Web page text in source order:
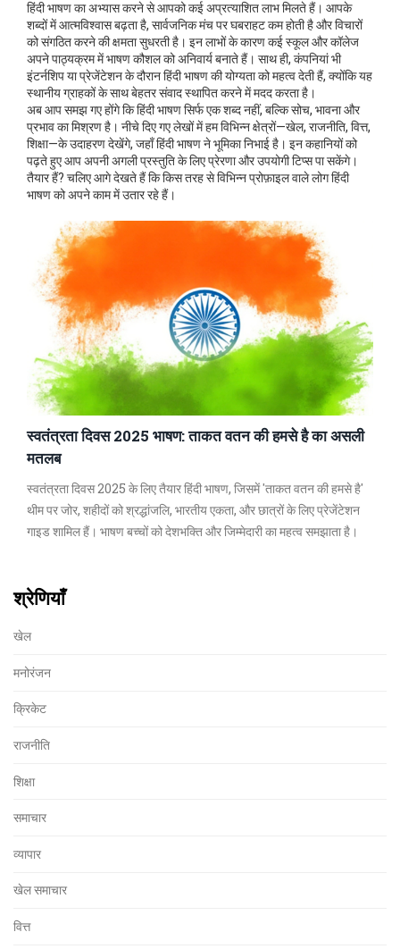
हिंदी भाषण का अभ्यास करने से आपको कई अप्रत्याशित लाभ मिलते हैं। आपके
शब्दों में आत्मविश्वास बढ़ता है, सार्वजनिक मंच पर घबराहट कम होती है और विचारों
को संगठित करने की क्षमता सुधरती है। इन लाभों के कारण कई स्कूल और कॉलेज
अपने पाठ्यक्रम में भाषण कौशल को अनिवार्य बनाते हैं। साथ ही, कंपनियां भी
इंटर्नशिप या प्रेजेंटेशन के दौरान हिंदी भाषण की योग्यता को महत्व देती हैं, क्योंकि यह
स्थानीय ग्राहकों के साथ बेहतर संवाद स्थापित करने में मदद करता है।
अब आप समझ गए होंगे कि हिंदी भाषण सिर्फ एक शब्द नहीं, बल्कि सोच, भावना और
प्रभाव का मिश्रण है। नीचे दिए गए लेखों में हम विभिन्न क्षेत्रों—खेल, राजनीति, वित्त,
शिक्षा—के उदाहरण देखेंगे, जहाँ हिंदी भाषण ने भूमिका निभाई है। इन कहानियों को
पढ़ते हुए आप अपनी अगली प्रस्तुति के लिए प्रेरणा और उपयोगी टिप्स पा सकेंगे।
तैयार हैं? चलिए आगे देखते हैं कि किस तरह से विभिन्न प्रोफ़ाइल वाले लोग हिंदी
भाषण को अपने काम में उतार रहे हैं।
स्वतंत्रता दिवस 2025 भाषण: ताकत वतन की हमसे है का असली
मतलब
स्वतंत्रता दिवस 2025 के लिए तैयार हिंदी भाषण, जिसमें 'ताकत वतन की हमसे है'
थीम पर जोर, शहीदों को श्रद्धांजलि, भारतीय एकता, और छात्रों के लिए प्रेजेंटेशन
गाइड शामिल हैं। भाषण बच्चों को देशभक्ति और जिम्मेदारी का महत्व समझाता है।
श्रेणियाँ
खेल
मनोरंजन
क्रिकेट
राजनीति
शिक्षा
समाचार
व्यापार
खेल समाचार
वित्त